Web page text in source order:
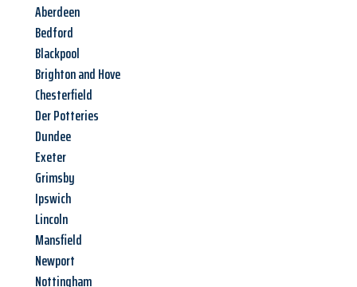
Aberdeen
Bedford
Blackpool
Brighton and Hove
Chesterfield
Der Potteries
Dundee
Exeter
Grimsby
Ipswich
Lincoln
Mansfield
Newport
Nottingham